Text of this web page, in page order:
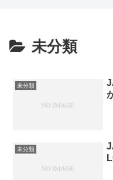
未分類
未分類
未分類